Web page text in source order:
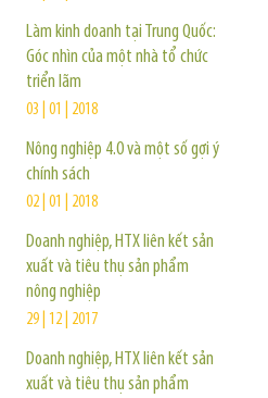
Làm kinh doanh tại Trung Quốc:
Góc nhìn của một nhà tổ chức
triển lãm
03 | 01 | 2018
Nông nghiệp 4.0 và một số gợi ý
chính sách
02 | 01 | 2018
Doanh nghiệp, HTX liên kết sản
xuất và tiêu thụ sản phẩm
nông nghiệp
29 | 12 | 2017
Doanh nghiệp, HTX liên kết sản
xuất và tiêu thụ sản phẩm